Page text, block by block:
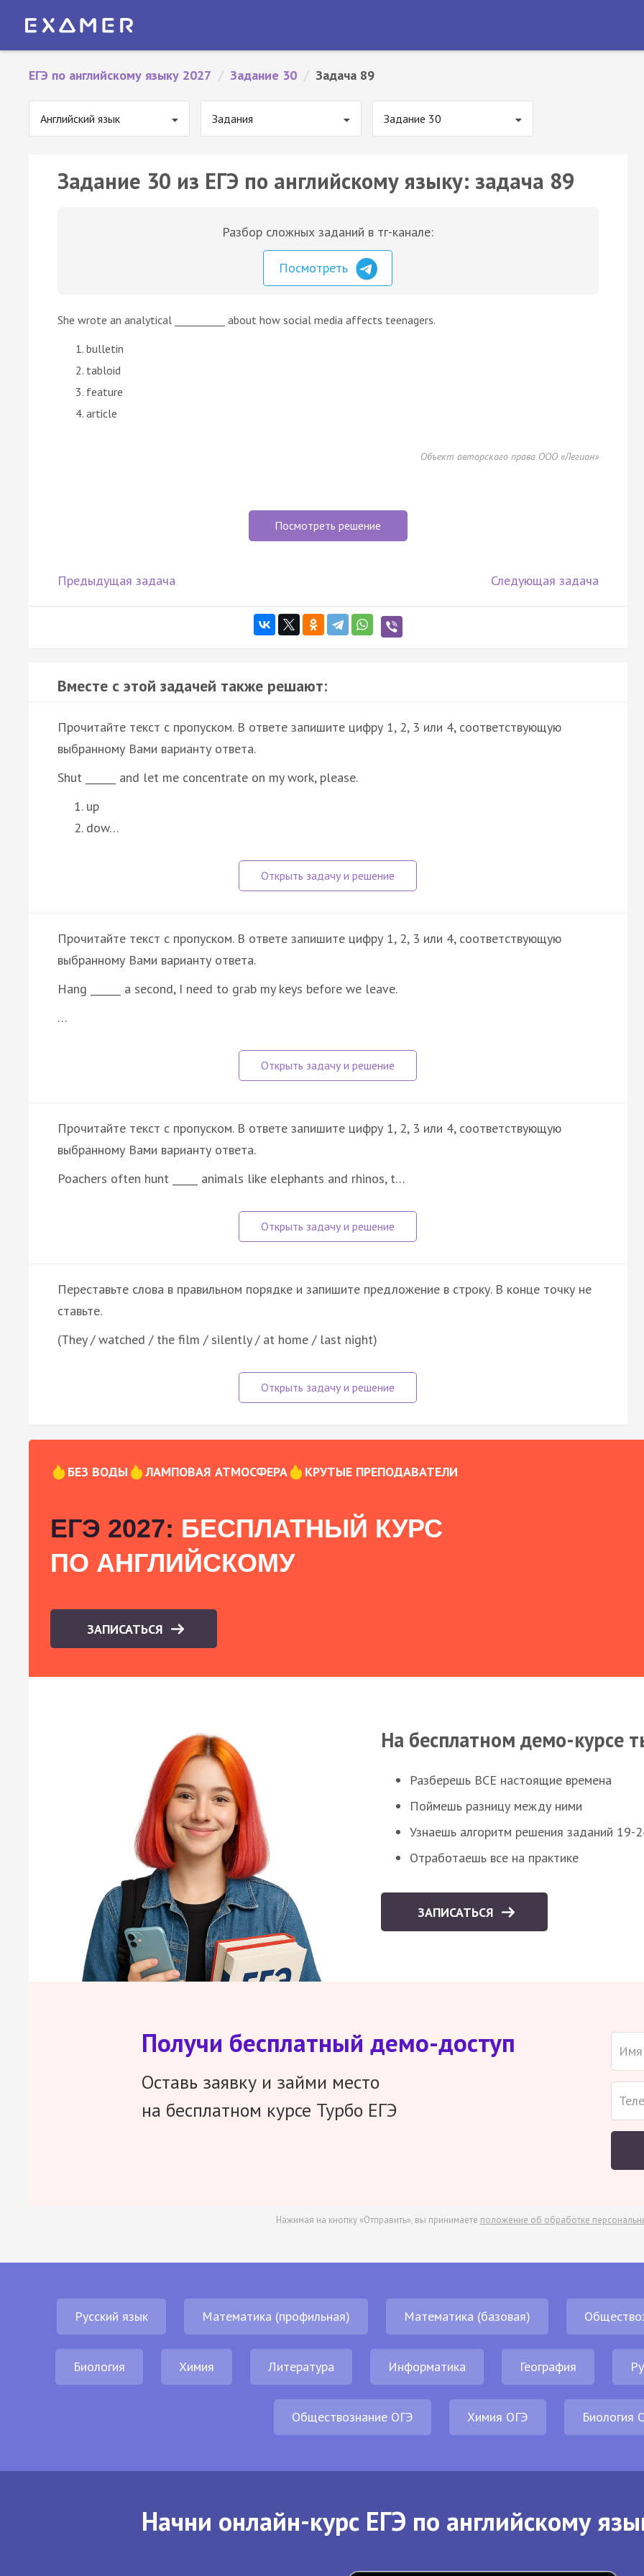
ЕГЭ по английскому языку 2027 / Задание 30 / Задача 89
Английский язык Задания Задание 30
Задание 30 из ЕГЭ по английскому языку: задача 89
Разбор сложных заданий в тг-канале:
Посмотреть
She wrote an analytical __________ about how social media affects teenagers.
bulletin
tabloid
feature
article
Объект авторского права ООО «Легион»
Посмотреть решение
Предыдущая задача Следующая задача
Вместе с этой задачей также решают:
Прочитайте текст с пропуском. В ответе запишите цифру 1, 2, 3 или 4, соответствующую
выбранному Вами варианту ответа.
Shut ______ and let me concentrate on my work, please.
up
dow…
Прочитайте текст с пропуском. В ответе запишите цифру 1, 2, 3 или 4, соответствующую
выбранному Вами варианту ответа.
Hang ______ a second, I need to grab my keys before we leave.
…
Прочитайте текст с пропуском. В ответе запишите цифру 1, 2, 3 или 4, соответствующую
выбранному Вами варианту ответа.
Poachers often hunt _____ animals like elephants and rhinos, t…
Переставьте слова в правильном порядке и запишите предложение в строку. В конце точку не
ставьте.
(They / watched / the film / silently / at home / last night)
БЕЗ ВОДЫ ЛАМПОВАЯ АТМОСФЕРА КРУТЫЕ ПРЕПОДАВАТЕЛИ
ЕГЭ 2027: БЕСПЛАТНЫЙ КУРС
ПО АНГЛИЙСКОМУ
ЗАПИСАТЬСЯ
На бесплатном демо-курсе
Разберешь ВСЕ настоящие времена
Поймешь разницу между ними
Узнаешь алгоритм решения заданий 19-
Отработаешь все на практике
ЗАПИСАТЬСЯ
Получи бесплатный демо-доступ
Оставь заявку и займи место
на бесплатном курсе Турбо ЕГЭ
Нажимая на кнопку «Отправить», вы принимаете положение об обработке
Русский язык Математика (профильная) Математика (базовая)
Биология Химия Литература Информатика География
Обществознание ОГЭ Химия ОГЭ Биология
Начни онлайн-курс ЕГЭ по английскому